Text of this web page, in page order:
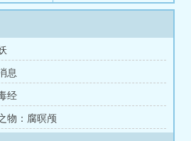
息
经
物：腐暝颅